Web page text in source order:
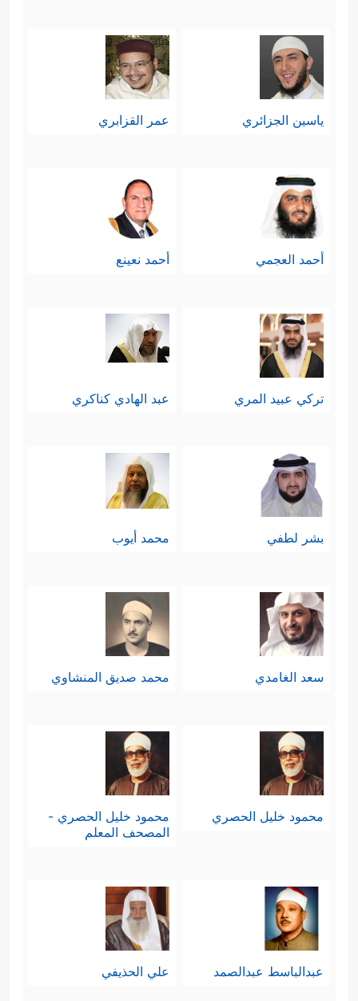
ياسين الجزائري عمر القزابري
أحمد العجمي أحمد نعينع
تركي عبيد المري عبد الهادي كناكري
بشر لطفي محمد أيوب
سعد الغامدي محمد صديق المنشاوي
محمود خليل الحصري
محمود خليل الحصري -
المصحف المعلم
عبدالباسط عبدالصمد علي الحذيفي